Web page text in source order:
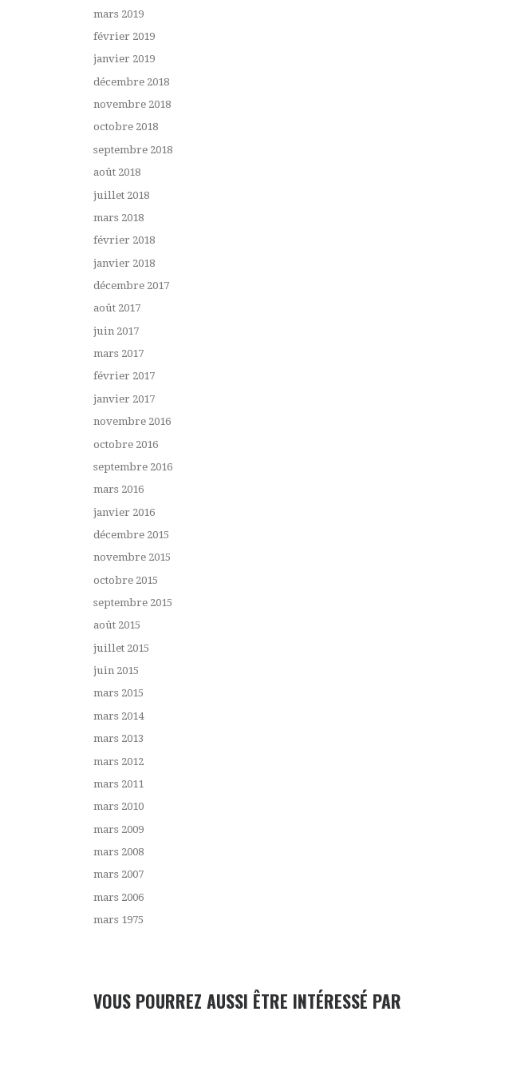
VOUS POURREZ AUSSI ÊTRE INTÉRESSÉ PAR
mars 2019
février 2019
janvier 2019
décembre 2018
novembre 2018
octobre 2018
septembre 2018
août 2018
juillet 2018
mars 2018
février 2018
janvier 2018
décembre 2017
août 2017
juin 2017
mars 2017
février 2017
janvier 2017
novembre 2016
octobre 2016
septembre 2016
mars 2016
janvier 2016
décembre 2015
novembre 2015
octobre 2015
septembre 2015
août 2015
juillet 2015
juin 2015
mars 2015
mars 2014
mars 2013
mars 2012
mars 2011
mars 2010
mars 2009
mars 2008
mars 2007
mars 2006
mars 1975